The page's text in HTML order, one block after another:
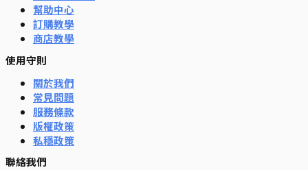
幫助中心
訂購教學
商店教學
使用守則
關於我們
常見問題
服務條款
版權政策
私穩政策
聯絡我們